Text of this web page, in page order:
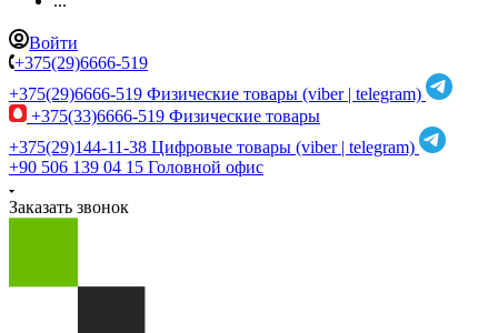
Войти
+375(29)6666-519
+375(29)6666-519 Физические товары (viber | telegram)
+375(33)6666-519 Физические товары
+375(29)144-11-38 Цифровые товары (viber | telegram)
+90 506 139 04 15 Головной офис
Заказать звонок